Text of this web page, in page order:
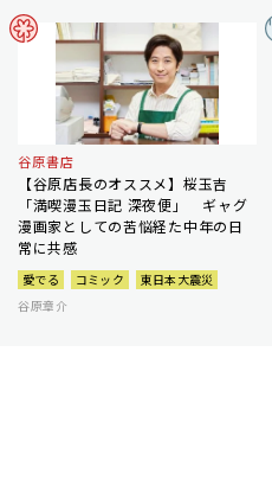
谷原書店
【谷原店長のオススメ】桜玉吉
「満喫漫玉日記 深夜便」 ギャグ
漫画家としての苦悩経た中年の日
常に共感
愛でる コミック
東日本大震災
谷原章介